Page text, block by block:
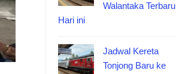
Walantaka Terbaru
Hari ini
Jadwal Kereta
Tonjong Baru ke